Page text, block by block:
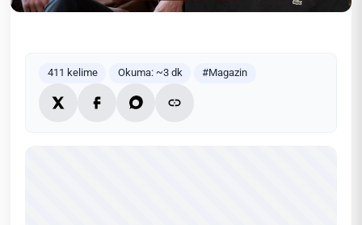
411 kelime Okuma: ~3 dk #Magazin